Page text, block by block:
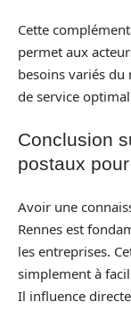
Cette
permet aux
besoins variés
de service
Conclusion
postaux
Avoir une
Rennes est
les entreprises.
simplement à
Il influence